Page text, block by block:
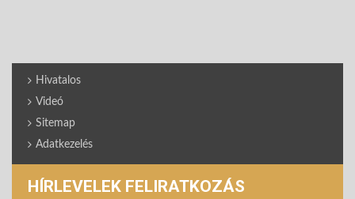
Hivatalos
Videó
Sitemap
Adatkezelés
HÍRLEVELEK FELIRATKOZÁS